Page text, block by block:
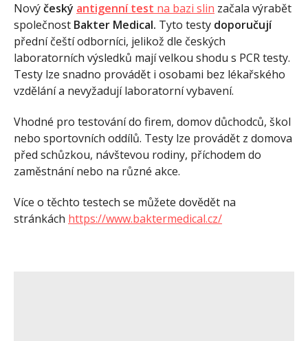
Novýčeský antigenní test na bazi slin začala výrabět
společnost Bakter Medical. Tyto testy doporučují
přední čeští odborníci, jelikož dle českých
laboratorních výsledků mají velkou shodu s PCR testy.
Testy lze snadno provádět i osobami bez lékařského
vzdělání a nevyžadují laboratorní vybavení.
Vhodné pro testování do firem, domov důchodců, škol
nebo sportovních oddílů. Testy lze provádět z domova
před schůzkou, návštevou rodiny, příchodem do
zaměstnání nebo na různé akce.
Více o těchto testech se můžete dovědět na
stránkách https://www.baktermedical.cz/